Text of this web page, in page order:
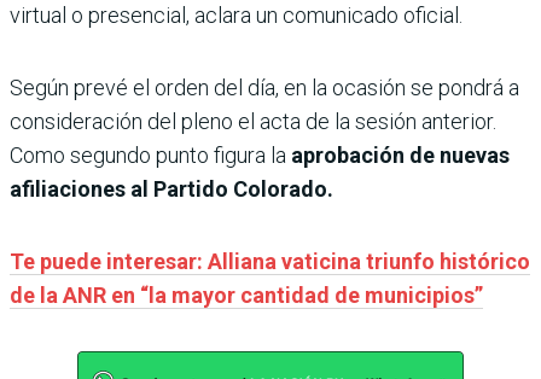
virtual o presencial, aclara un comunicado oficial.
Según prevé el orden del día, en la ocasión se pondrá a
consideración del pleno el acta de la sesión anterior.
Como segundo punto figura la aprobación de nuevas
afiliaciones al Partido Colorado.
Te puede interesar: Alliana vaticina triunfo histórico
de la ANR en “la mayor cantidad de municipios”